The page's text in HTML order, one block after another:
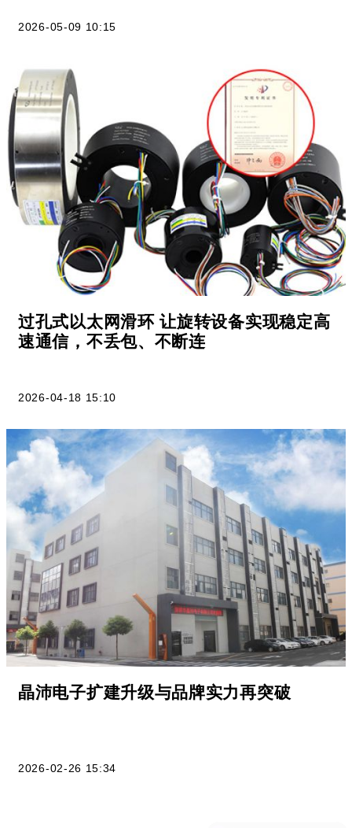
2026-05-09 10:15
过孔式以太网滑环 让旋转设备实现稳定高
速通信，不丢包、不断连
2026-04-18 15:10
晶沛电子扩建升级与品牌实力再突破
2026-02-26 15:34